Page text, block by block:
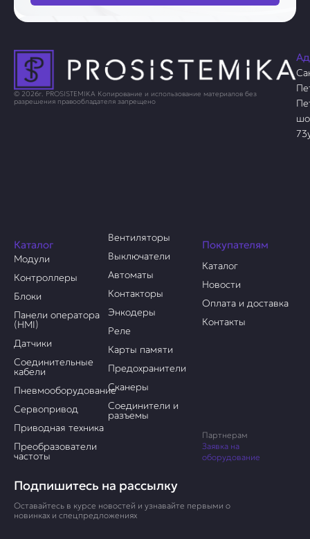
© 2026г. PROSISTEMIKA Копирование и использование материалов без
разрешения правообладателя запрещено
Подпишитесь на рассылку
Оставайтесь в курсе новостей и узнавайте первыми о
новинках и спецпредложениях
Каталог
Модули
Контроллеры
Блоки
Панели оператора
(HMI)
Датчики
Соединительные
кабели
Пневмооборудование
Сервопривод
Приводная техника
Преобразователи
частоты
Вентиляторы
Выключатели
Автоматы
Контакторы
Энкодеры
Реле
Карты памяти
Предохранители
Сканеры
Соединители и
разъемы
Покупателям
Каталог
Новости
Оплата и доставка
Контакты
Партнерам
Заявка на
оборудование